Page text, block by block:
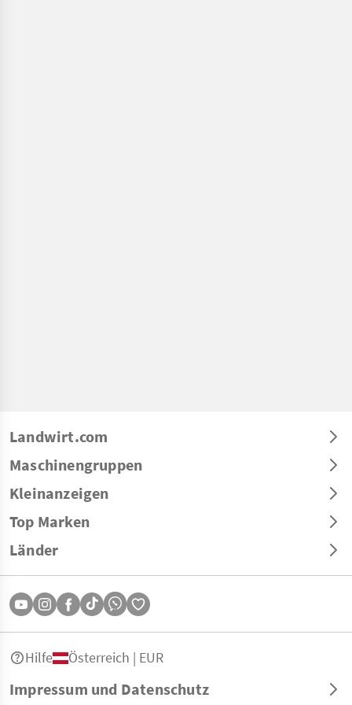
Landwirt.com
Maschinengruppen
Kleinanzeigen
Top Marken
Länder
Impressum und Datenschutz
Hilfe Österreich | EUR